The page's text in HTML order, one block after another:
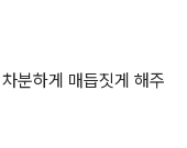
분하게 매듭짓게 해주